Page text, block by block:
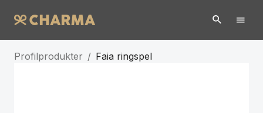
Profilprodukter / Faia ringspel